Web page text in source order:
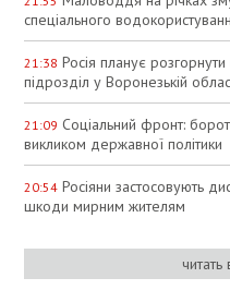
спеціального
21:38 Росія планує
підрозділ у Воронезькій
21:09 Соціальний фронт:
викликом державної політики
20:54 Росіяни застосовують
шкоди мирним жителям
читать